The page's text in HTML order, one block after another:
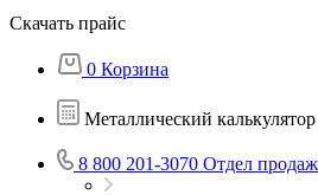
Скачать прайс
0 Корзина
Металлический калькулятор
8 800 201-3070 Отдел продаж